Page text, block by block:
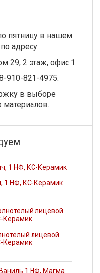
пятницу в нашем
адресу:
29, 2 этаж, офис 1.
910-821-4975.
в выборе
материалов.
1 НФ, КС-Керамик
лицевой
Керамик